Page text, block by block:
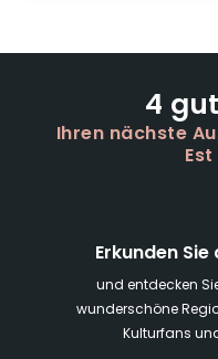
4
Ihren nächste
Erkunden
und entdecken
wunderschöne
Kulturfans